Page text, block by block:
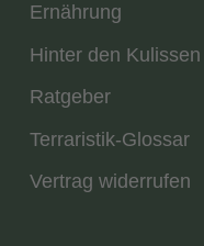
Ernährung
Hinter den Kulissen
Ratgeber
Terraristik-Glossar
Vertrag widerrufen